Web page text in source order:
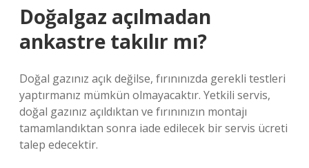
Doğalgaz açılmadan
ankastre takılır mı?
Doğal gazınız açık değilse, fırınınızda gerekli testleri
yaptırmanız mümkün olmayacaktır. Yetkili servis,
doğal gazınız açıldıktan ve fırınınızın montajı
tamamlandıktan sonra iade edilecek bir servis ücreti
talep edecektir.